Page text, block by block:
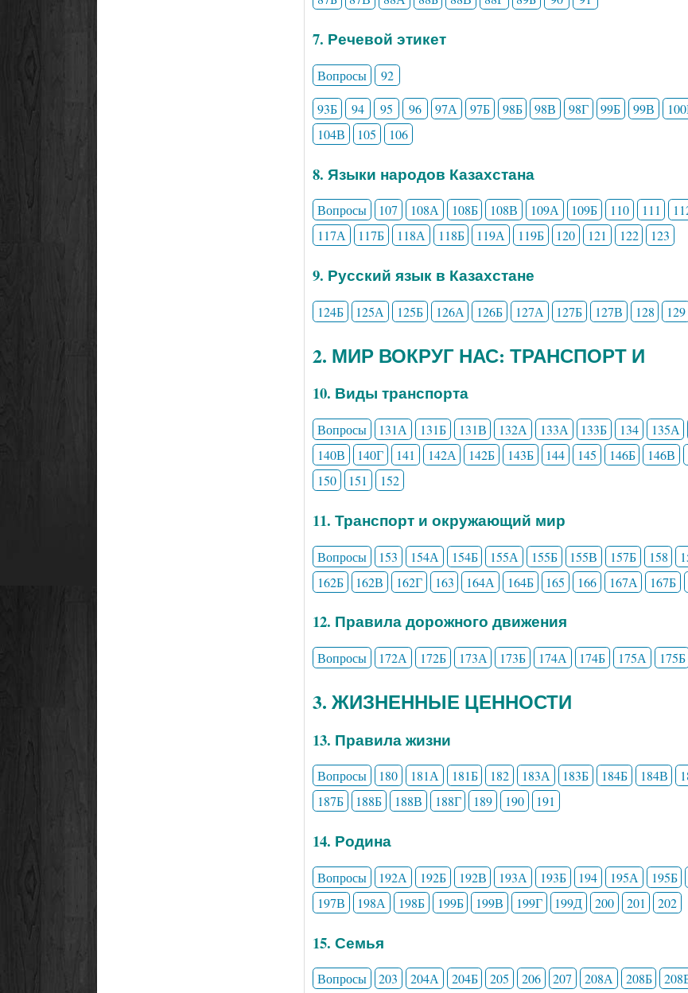
7. Речевой этикет
Вопросы
92
93Б
94 95 96 97А 97Б 98Б 98В 98Г 99Б 99В
104В
105 106
8. Языки народов Казахстана
Вопросы 107 108А 108Б 108В 109А 109Б 110 111
117А
117Б 118А 118Б 119А 119Б 120 121 122 123
9. Русский язык в Казахстане
124Б 125А 125Б 126А 126Б 127А 127Б 127В 128 129
2. МИР ВОКРУГ НАС: ТРАНСПОРТ И
10. Виды транспорта
Вопросы 131А 131Б 131В 132А 133А 133Б 134 135А
140В
140Г 141 142А 142Б 143Б 144 145 146Б 146В
150
151 152
11. Транспорт и окружающий мир
Вопросы 153 154А 154Б 155А 155Б 155В 157Б 158
162Б
162В 162Г 163 164А 164Б 165 166 167А 167Б
12. Правила дорожного движения
Вопросы 172А 172Б 173А 173Б 174А 174Б 175А 175Б
3. ЖИЗНЕННЫЕ ЦЕННОСТИ
13. Правила жизни
Вопросы 180 181А 181Б 182 183А 183Б 184Б 184В
187Б
188Б 188В 188Г 189 190 191
14. Родина
Вопросы 192А 192Б 192В 193А 193Б 194 195А 195Б
197В
198А 198Б 199Б 199В 199Г 199Д 200 201 202
15. Семья
Вопросы 203 204А 204Б 205 206 207 208А 208Б